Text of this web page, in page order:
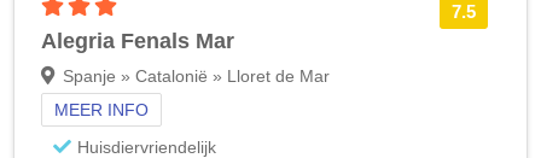
7.5
Alegria Fenals Mar
Spanje » Catalonië » Lloret de Mar
MEER INFO
Huisdiervriendelijk